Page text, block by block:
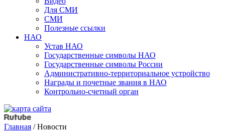
Для СМИ
СМИ
Полезные ссылки
НАО
Устав НАО
Государственные символы НАО
Государственные символы России
Административно-территориальное устройство
Награды и почетные звания в НАО
Контрольно-счетный орган
Главная /Новости